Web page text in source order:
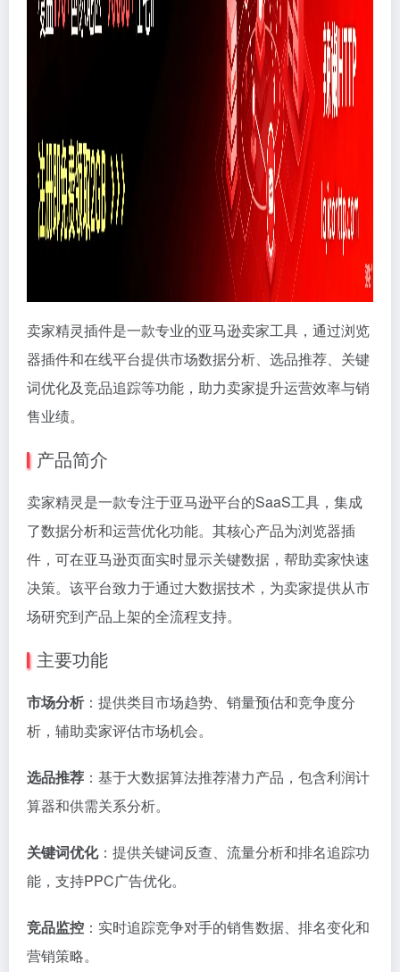
卖家精灵插件是一款专业的亚马逊卖家工具，通过浏览
器插件和在线平台提供市场数据分析、选品推荐、关键
词优化及竞品追踪等功能，助力卖家提升运营效率与销
售业绩。
产品简介
卖家精灵是一款专注于亚马逊平台的SaaS工具，集成
了数据分析和运营优化功能。其核心产品为浏览器插
件，可在亚马逊页面实时显示关键数据，帮助卖家快速
决策。该平台致力于通过大数据技术，为卖家提供从市
场研究到产品上架的全流程支持。
主要功能
市场分析 ：提供类目市场趋势、销量预估和竞争度分
析，辅助卖家评估市场机会。
选品推荐 ：基于大数据算法推荐潜力产品，包含利润计
算器和供需关系分析。
关键词优化：提供关键词反查、流量分析和排名追踪功
能，支持PPC广告优化。
竞品监控 ：实时追踪竞争对手的销售数据、排名变化和
营销策略。